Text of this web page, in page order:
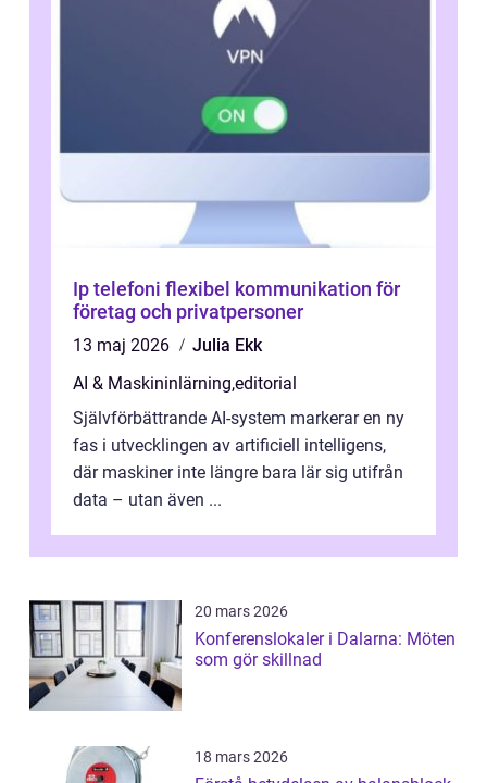
Ip telefoni flexibel kommunikation för
företag och privatpersoner
13 maj 2026
Julia Ekk
AI & Maskininlärning,editorial
Självförbättrande AI-system markerar en ny
fas i utvecklingen av artificiell intelligens,
där maskiner inte längre bara lär sig utifrån
data – utan även ...
20 mars 2026
Konferenslokaler i Dalarna: Möten
som gör skillnad
18 mars 2026